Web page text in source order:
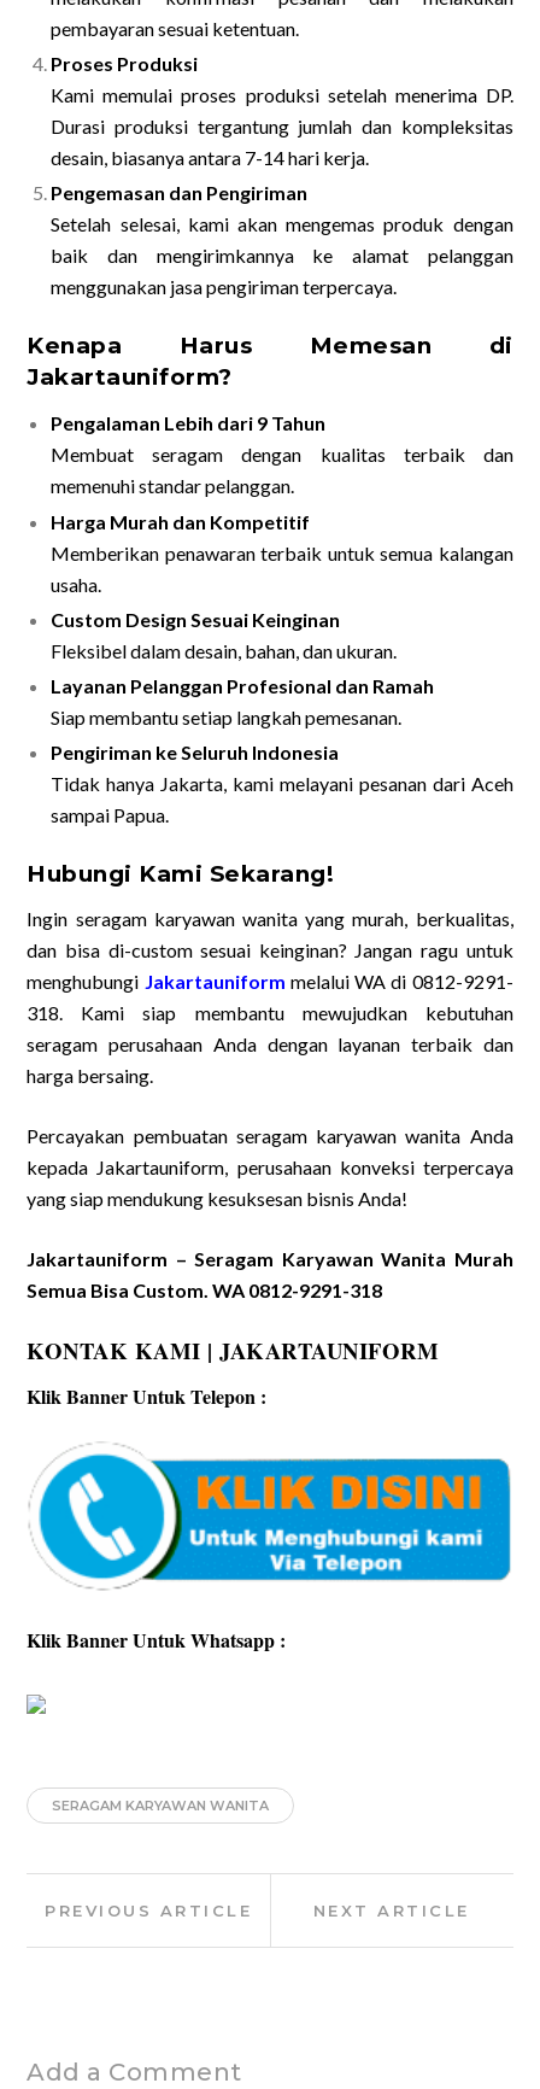
pembayaran sesuai ketentuan.
Proses Produksi
Kami memulai proses produksi setelah menerima DP.
Durasi produksi tergantung jumlah dan kompleksitas
desain, biasanya antara 7-14 hari kerja.
Pengemasan dan Pengiriman
Setelah selesai, kami akan mengemas produk dengan
baik dan mengirimkannya ke alamat pelanggan
menggunakan jasa pengiriman terpercaya.
Kenapa Harus Memesan di
Jakartauniform?
Pengalaman Lebih dari 9 Tahun
Membuat seragam dengan kualitas terbaik dan
memenuhi standar pelanggan.
Harga Murah dan Kompetitif
Memberikan penawaran terbaik untuk semua kalangan
usaha.
Custom Design Sesuai Keinginan
Fleksibel dalam desain, bahan, dan ukuran.
Layanan Pelanggan Profesional dan Ramah
Siap membantu setiap langkah pemesanan.
Pengiriman ke Seluruh Indonesia
Tidak hanya Jakarta, kami melayani pesanan dari Aceh
sampai Papua.
Hubungi Kami Sekarang!
Ingin seragam karyawan wanita yang murah, berkualitas,
dan bisa di-custom sesuai keinginan? Jangan ragu untuk
menghubungi Jakartauniform melalui WA di 0812-9291-
318. Kami siap membantu mewujudkan kebutuhan
seragam perusahaan Anda dengan layanan terbaik dan
harga bersaing.
Percayakan pembuatan seragam karyawan wanita Anda
kepada Jakartauniform, perusahaan konveksi terpercaya
yang siap mendukung kesuksesan bisnis Anda!
Jakartauniform – Seragam Karyawan Wanita Murah
Semua Bisa Custom. WA 0812-9291-318
KONTAK KAMI | JAKARTAUNIFORM
Klik Banner Untuk Telepon :
Klik Banner Untuk Whatsapp :
SERAGAM KARYAWAN WANITA
navigation
PREVIOUS ARTICLE NEXT ARTICLE
Add a Comment